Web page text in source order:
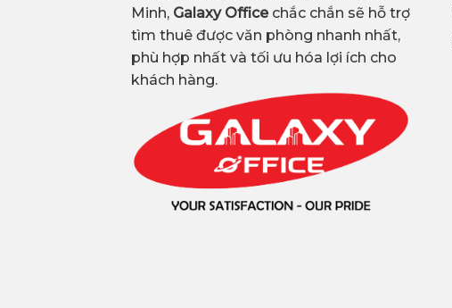
Minh, Galaxy Office chắc chắn sẽ hỗ trợ
tìm thuê được văn phòng nhanh nhất,
phù hợp nhất và tối ưu hóa lợi ích cho
khách hàng.